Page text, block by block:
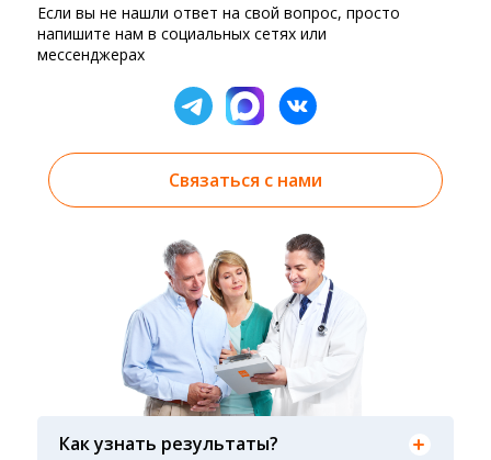
Если вы не нашли ответ на свой вопрос, просто
напишите нам в социальных сетях или
мессенджерах
Связаться с нами
Как узнать результаты?
Результаты вы можете получить тремя
вами при оформлении заказа, на сайте в